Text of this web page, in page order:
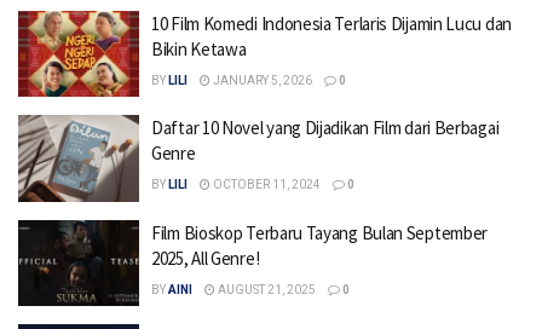
10 Film Komedi Indonesia Terlaris Dijamin Lucu dan
Bikin Ketawa
BY LILI JANUARY 5, 2026 0
Daftar 10 Novel yang Dijadikan Film dari Berbagai
Genre
BY LILI OCTOBER 11, 2024 0
Film Bioskop Terbaru Tayang Bulan September
2025, All Genre!
BYAINI AUGUST 21, 2025 0